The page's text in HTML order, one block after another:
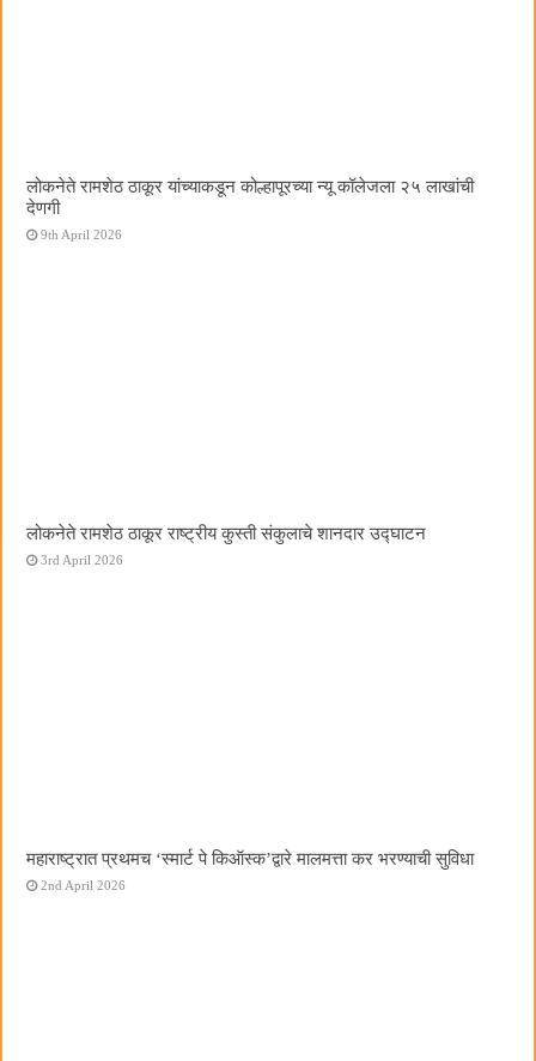
लोकनेते रामशेठ ठाकूर यांच्याकडून कोल्हापूरच्या न्यू कॉलेजला २५ लाखांची
देणगी
9th April 2026
लोकनेते रामशेठ ठाकूर राष्ट्रीय कुस्ती संकुलाचे शानदार उद्घाटन
3rd April 2026
महाराष्ट्रात प्रथमच ‌‘स्मार्ट पे किऑस्क‌’द्वारे मालमत्ता कर भरण्याची सुविधा
2nd April 2026